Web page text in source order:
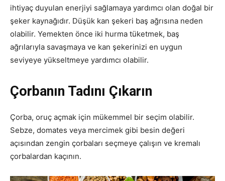
ihtiyaç duyulan enerjiyi sağlamaya yardımcı olan doğal bir
şeker kaynağıdır. Düşük kan şekeri baş ağrısına neden
olabilir. Yemekten önce iki hurma tüketmek, baş
ağrılarıyla savaşmaya ve kan şekerinizi en uygun
seviyeye yükseltmeye yardımcı olabilir.
Çorbanın Tadını Çıkarın
Çorba, oruç açmak için mükemmel bir seçim olabilir.
Sebze, domates veya mercimek gibi besin değeri
açısından zengin çorbaları seçmeye çalışın ve kremalı
çorbalardan kaçının.